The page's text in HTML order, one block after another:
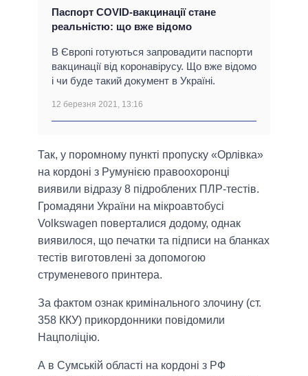
Паспорт COVID-вакцинації стане
реальністю: що вже відомо
В Європі готуються запровадити паспорти
вакцинації від коронавірусу. Що вже відомо
і чи буде такий документ в Україні.
12 березня 2021, 13:16
Так, у поромному пункті пропуску «Орлівка»
на кордоні з Румунією правоохоронці
виявили відразу 8 підроблених ПЛР-тестів.
Громадяни України на мікроавтобусі
Volkswagen поверталися додому, однак
виявилося, що печатки та підписи на бланках
тестів виготовлені за допомогою
струменевого принтера.
За фактом ознак кримінального злочину (ст.
358 ККУ) прикордонники повідомили
Нацполіцію.
А в Сумській області на кордоні з РФ